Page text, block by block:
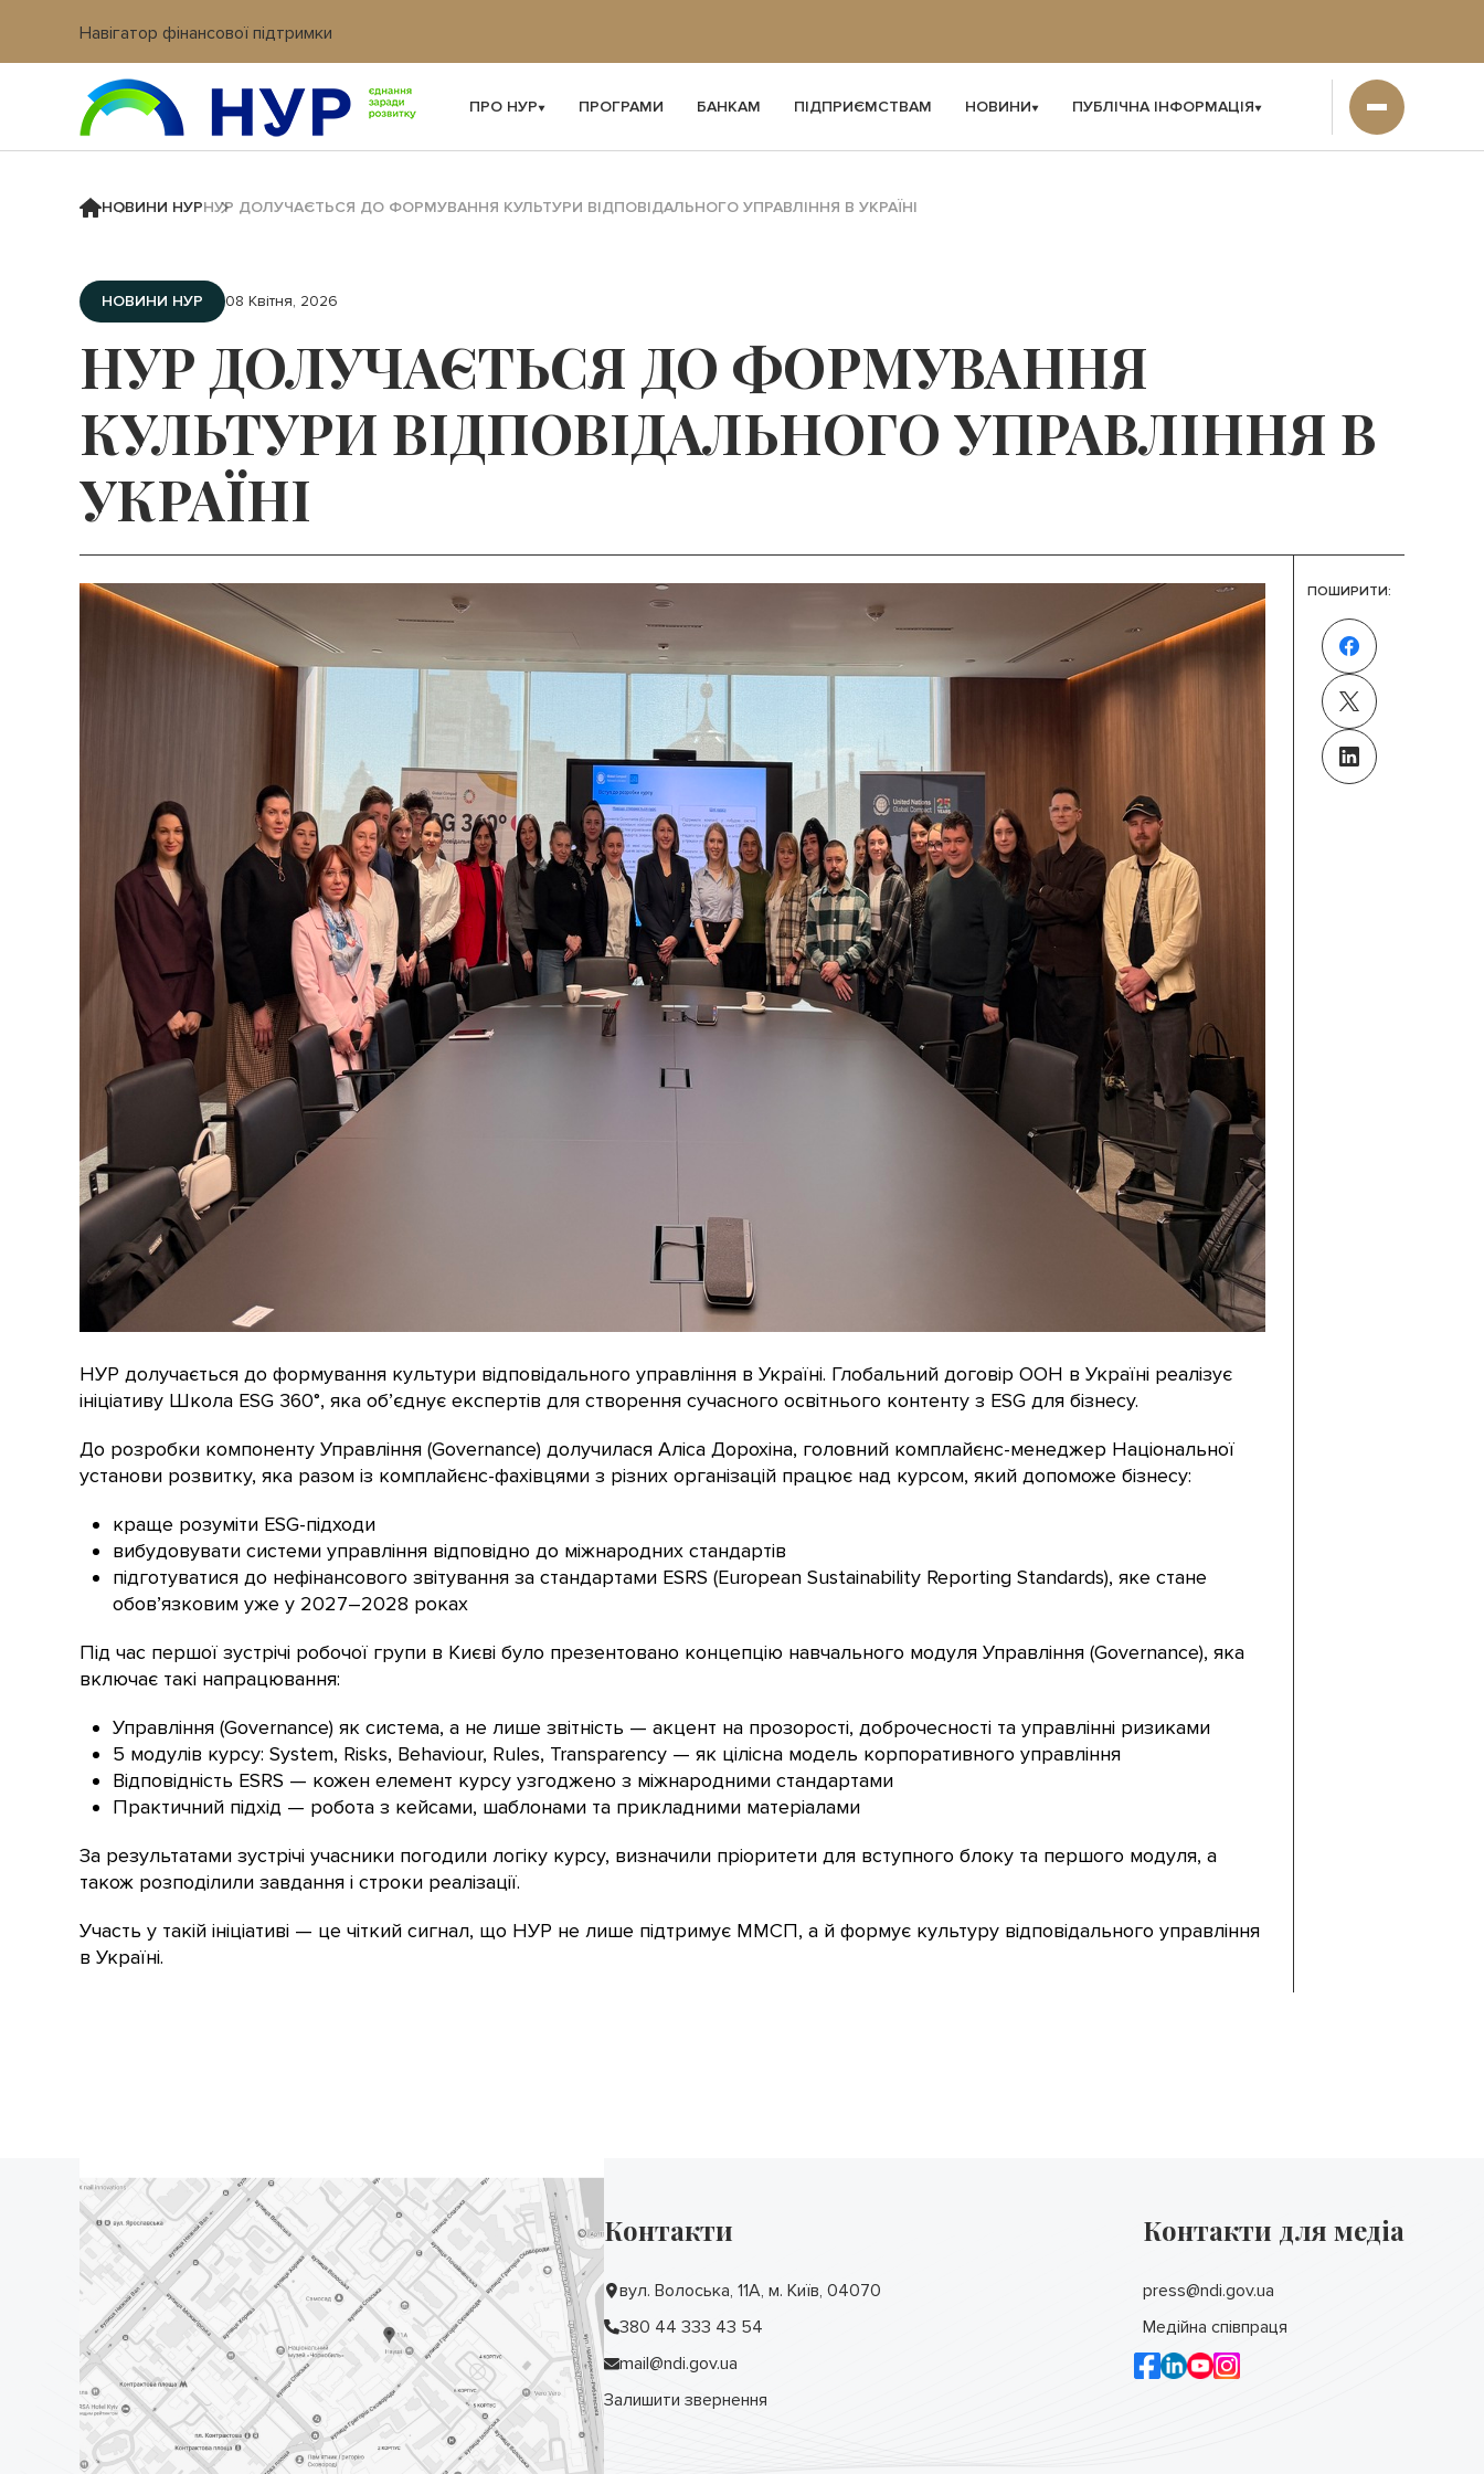
Навігатор фінансової підтримки
Вхід в кабінет IT платформи
ПРО НУР ПРОГРАМИ БАНКАМ ПІДПРИЄМСТВАМ НОВИНИ ПУБЛІЧНА ІНФОРМАЦІЯ
НОВИНИ НУРНУР ДОЛУЧАЄТЬСЯ ДО ФОРМУВАННЯ КУЛЬТУРИ ВІДПОВІДАЛЬНОГО УПРАВЛІННЯ В УКРАЇНІ
НОВИНИ НУР 08 Квітня, 2026
НУР ДОЛУЧАЄТЬСЯ ДО ФОРМУВАННЯ
КУЛЬТУРИ ВІДПОВІДАЛЬНОГО УПРАВЛІННЯ В
УКРАЇНІ
НУР долучається до формування культури відповідального управління в Україні. Глобальний договір ООН в Україні реалізує
ініціативу Школа ESG 360°, яка об’єднує експертів для створення сучасного освітнього контенту з ESG для бізнесу.
До розробки компоненту Управління (Governance) долучилася Аліса Дорохіна, головний комплайєнс-менеджер Національної
установи розвитку, яка разом із комплайєнс-фахівцями з різних організацій працює над курсом, який допоможе бізнесу:
краще розуміти ESG-підходи
вибудовувати системи управління відповідно до міжнародних стандартів
підготуватися до нефінансового звітування за стандартами ESRS (European Sustainability Reporting Standards), яке стане
обов’язковим уже у 2027–2028 роках
Під час першої зустрічі робочої групи в Києві було презентовано концепцію навчального модуля Управління (Governance), яка
включає такі напрацювання:
Управління (Governance) як система, а не лише звітність — акцент на прозорості, доброчесності та управлінні ризиками
5 модулів курсу: System, Risks, Behaviour, Rules, Transparency — як цілісна модель корпоративного управління
Відповідність ESRS — кожен елемент курсу узгоджено з міжнародними стандартами
Практичний підхід — робота з кейсами, шаблонами та прикладними матеріалами
За результатами зустрічі учасники погодили логіку курсу, визначили пріоритети для вступного блоку та першого модуля, а
також розподілили завдання і строки реалізації.
Участь у такій ініціативі — це чіткий сигнал, що НУР не лише підтримує ММСП, а й формує культуру відповідального управління
в Україні.
ПОШИРИТИ:
Контакти
вул. Волоська, 11А, м. Київ, 04070
380 44 333 43 54
mail@ndi.gov.ua
Залишити звернення
Контакти для медіа
press@ndi.gov.ua
Медійна співпраця